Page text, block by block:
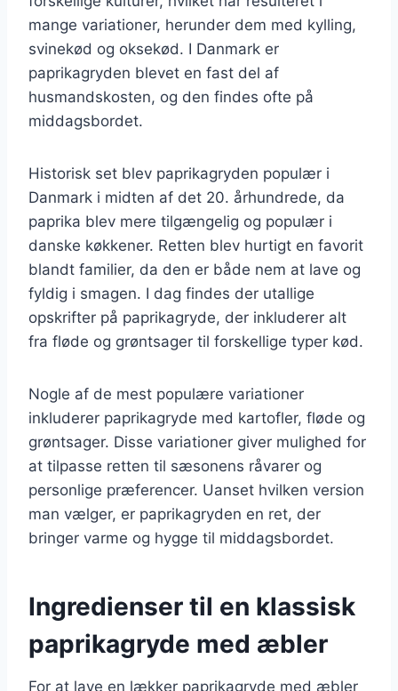
mange variationer, herunder dem med kylling,
svinekød og oksekød. I Danmark er
paprikagryden blevet en fast del af
husmandskosten, og den findes ofte på
middagsbordet.
Historisk set blev paprikagryden populær i
Danmark i midten af det 20. århundrede, da
paprika blev mere tilgængelig og populær i
danske køkkener. Retten blev hurtigt en favorit
blandt familier, da den er både nem at lave og
fyldig i smagen. I dag findes der utallige
opskrifter på paprikagryde, der inkluderer alt
fra fløde og grøntsager til forskellige typer kød.
Nogle af de mest populære variationer
inkluderer paprikagryde med kartofler, fløde og
grøntsager. Disse variationer giver mulighed for
at tilpasse retten til sæsonens råvarer og
personlige præferencer. Uanset hvilken version
man vælger, er paprikagryden en ret, der
bringer varme og hygge til middagsbordet.
Ingredienser til en klassisk
paprikagryde med æbler
For at lave en lækker paprikagryde med æbler